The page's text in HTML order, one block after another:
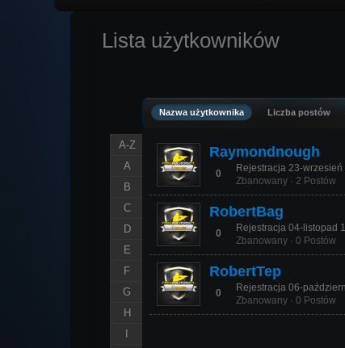
Lista użytkowników
A-Z
A
B
C
D
E
F
G
H
Nazwa użytkownika Liczba postów
Raymondnough
0
Rejestracja 23-wrzesień
Zbanowany · 2 Postów
RobertBag
0
Rejestracja 04-listopad
Zbanowany · 0 Postów
RobertTep
0
Rejestracja 06-
Zbanowany · 0 Postów